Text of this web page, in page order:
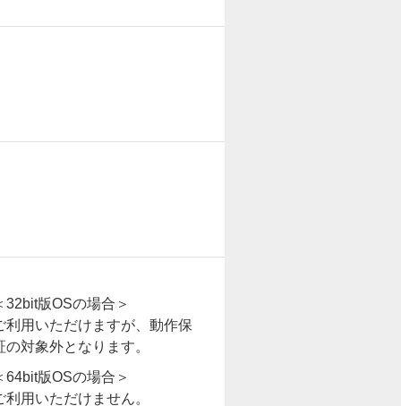
32bit版OSの場合＞
利用いただけますが、動作保
の対象外となります。
64bit版OSの場合＞
利用いただけません。